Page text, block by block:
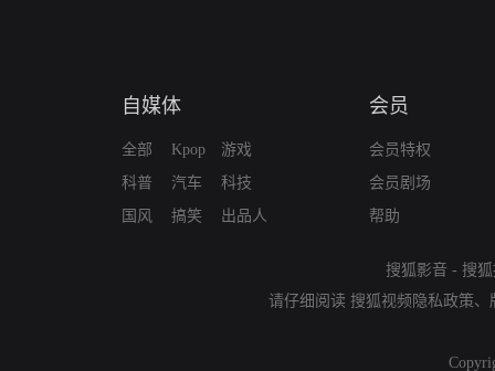
自媒体
全部
科普
国风
Kpop
汽车
搞笑
游戏
科技
出品人
会员
会员特权
会员剧场
帮助
搜狐影音 - 搜
请仔细阅读 搜狐视频隐私政策、